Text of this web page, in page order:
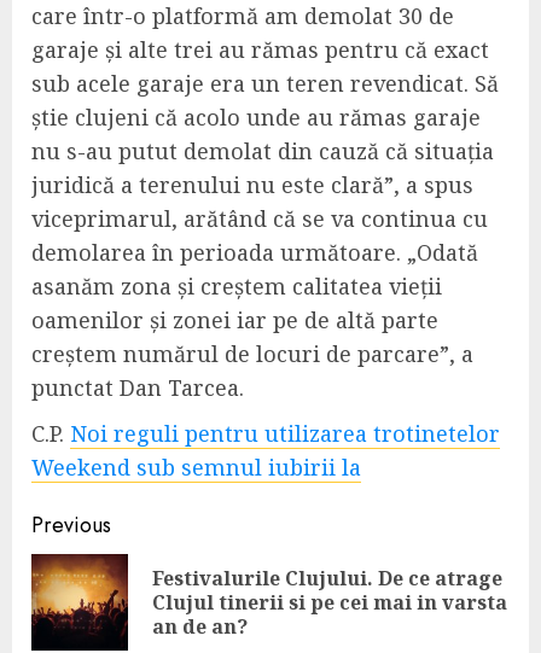
care într-o platformă am demolat 30 de
garaje și alte trei au rămas pentru că exact
sub acele garaje era un teren revendicat. Să
știe clujeni că acolo unde au rămas garaje
nu s-au putut demolat din cauză că situația
juridică a terenului nu este clară”, a spus
viceprimarul, arătând că se va continua cu
demolarea în perioada următoare. „Odată
asanăm zona și creștem calitatea vieții
oamenilor și zonei iar pe de altă parte
creștem numărul de locuri de parcare”, a
punctat Dan Tarcea.
C.P. Noi reguli pentru utilizarea trotinetelor
Weekend sub semnul iubirii la
Continue
Reading
Previous
Festivalurile Clujului. De ce atrage
Clujul tinerii si pe cei mai in varsta
an de an?